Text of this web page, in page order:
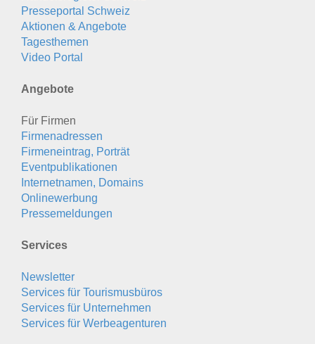
Presseportal Schweiz
Aktionen & Angebote
Tagesthemen
Video Portal
Angebote
Für Firmen
Firmenadressen
Firmeneintrag, Porträt
Eventpublikationen
Internetnamen, Domains
Onlinewerbung
Pressemeldungen
Services
Newsletter
Services für Tourismusbüros
Services für Unternehmen
Services für Werbeagenturen